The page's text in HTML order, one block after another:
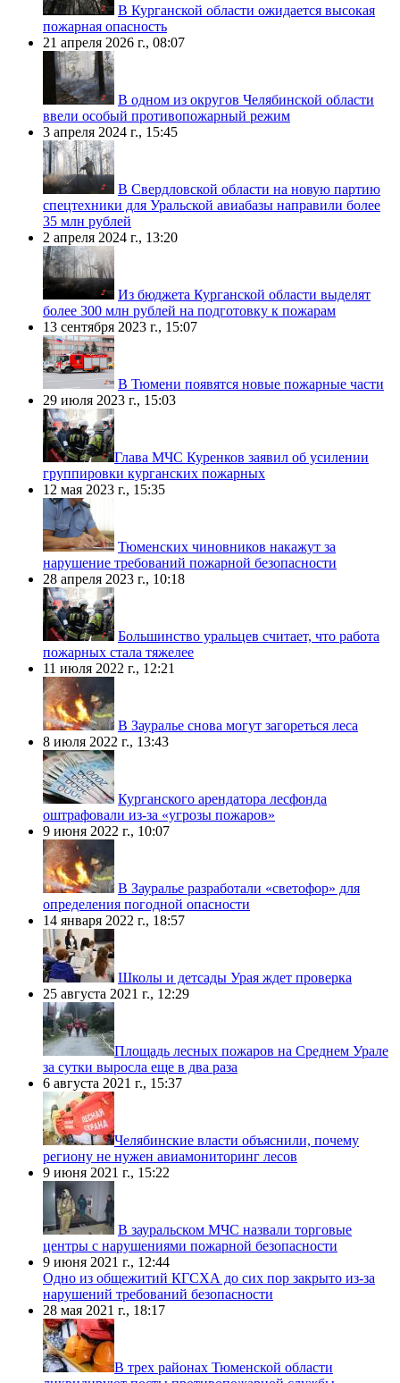
В Курганской области ожидается высокая
пожарная опасность
21 апреля 2026 г., 08:07
В одном из округов Челябинской области
ввели особый противопожарный режим
3 апреля 2024 г., 15:45
В Свердловской области на новую партию
спецтехники для Уральской авиабазы направили более
35 млн рублей
2 апреля 2024 г., 13:20
Из бюджета Курганской области выделят
более 300 млн рублей на подготовку к пожарам
13 сентября 2023 г., 15:07
В Тюмени появятся новые пожарные части
29 июля 2023 г., 15:03
​Глава МЧС Куренков заявил об усилении
группировки курганских пожарных
12 мая 2023 г., 15:35
Тюменских чиновников накажут за
нарушение требований пожарной безопасности
28 апреля 2023 г., 10:18
Большинство уральцев считает, что работа
пожарных стала тяжелее
11 июля 2022 г., 12:21
В Зауралье снова могут загореться леса
8 июля 2022 г., 13:43
Курганского арендатора лесфонда
оштрафовали из-за «угрозы пожаров»
9 июня 2022 г., 10:07
В Зауралье разработали «светофор» для
определения погодной опасности
14 января 2022 г., 18:57
Школы и детсады Урая ждет проверка
25 августа 2021 г., 12:29
​Площадь лесных пожаров на Среднем Урале
за сутки выросла еще в два раза
6 августа 2021 г., 15:37
​Челябинские власти объяснили, почему
региону не нужен авиамониторинг лесов
9 июня 2021 г., 15:22
В зауральском МЧС назвали торговые
центры с нарушениями пожарной безопасности
9 июня 2021 г., 12:44
Одно из общежитий КГСХА до сих пор закрыто из-за
нарушений требований безопасности
28 мая 2021 г., 18:17
​В трех районах Тюменской области